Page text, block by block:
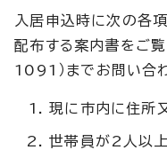
入居申込時に次の各
配布する案内書をご
1091）までお問い合
現に市内に住所
世帯員が2人以